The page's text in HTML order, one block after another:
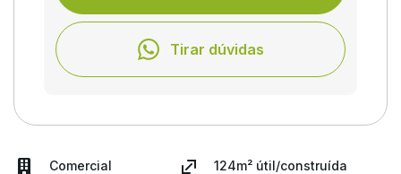
Tirar dúvidas
Comercial 124m² útil/construída